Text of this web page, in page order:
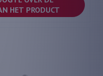
HET PRODUCT